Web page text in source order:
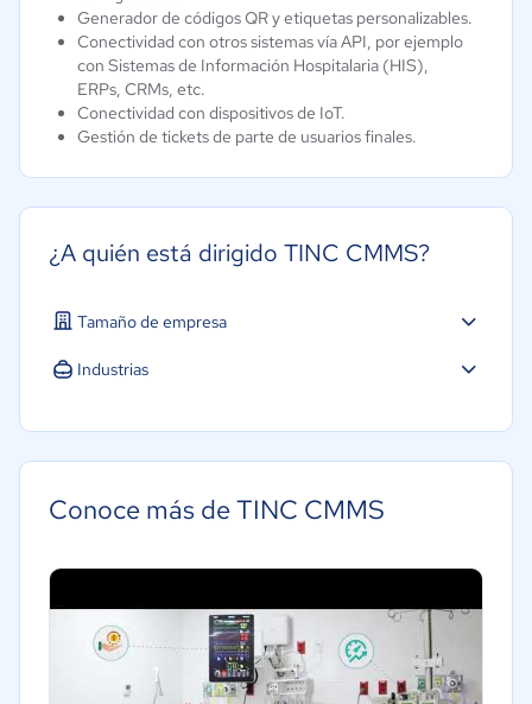
Generador de códigos QR y etiquetas personalizables.
Conectividad con otros sistemas vía API, por ejemplo
con Sistemas de Información Hospitalaria (HIS),
ERPs, CRMs, etc.
Conectividad con dispositivos de IoT.
Gestión de tickets de parte de usuarios finales.
¿A quién está dirigido TINC CMMS?
Tamaño de empresa
Pequeña: 10 a 49 trabajadores
Industrias
Conoce más de TINC CMMS